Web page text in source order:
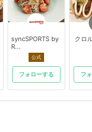
syncSPORTS by
R...
公式
フォローする
クロ
フ